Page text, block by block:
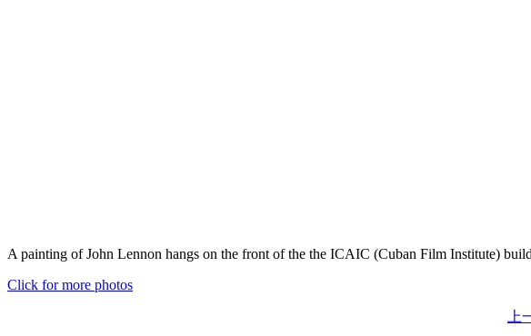
A painting of John Lennon hangs on the front of the the ICAIC (Cuban Film Institute)
Click for more photos
上